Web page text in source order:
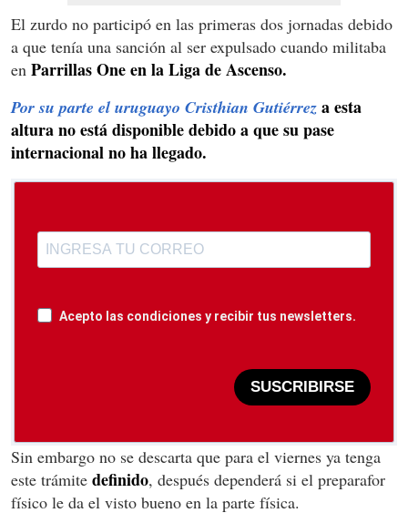
El zurdo no participó en las primeras dos jornadas debido
a que tenía una sanción al ser expulsado cuando militaba
en Parrillas One en la Liga de Ascenso.
Por su parte el uruguayo Cristhian Gutiérrez a esta
altura no está disponible debido a que su pase
internacional no ha llegado.
Acepto las condiciones y recibir tus newsletters.
SUSCRIBIRSE
Sin embargo no se descarta que para el viernes ya tenga
este trámite definido, después dependerá si el preparafor
físico le da el visto bueno en la parte física.